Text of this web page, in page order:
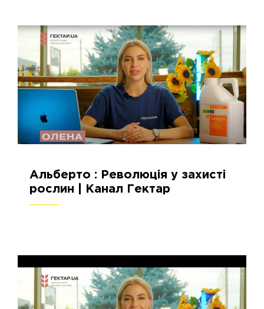
2576 17.09.2024
Альберто : Революція у захисті
рослин | Канал Гектар